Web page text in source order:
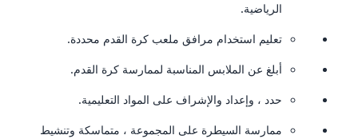
الرياضية.
تعليم استخدام مرافق ملعب كرة القدم محددة.
أبلغ عن الملابس المناسبة لممارسة كرة القدم.
حدد ، وإعداد والإشراف على المواد التعليمية.
ممارسة السيطرة على المجموعة ، متماسكة وتنشيط